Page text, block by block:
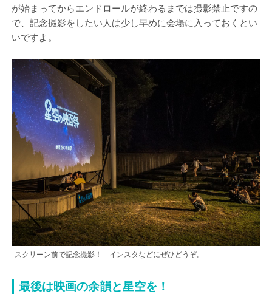
が始まってからエンドロールが終わるまでは撮影禁止ですの
で、記念撮影をしたい人は少し早めに会場に入っておくとい
いですよ。
スクリーン前で記念撮影！ インスタなどにぜひどうぞ。
最後は映画の余韻と星空を！